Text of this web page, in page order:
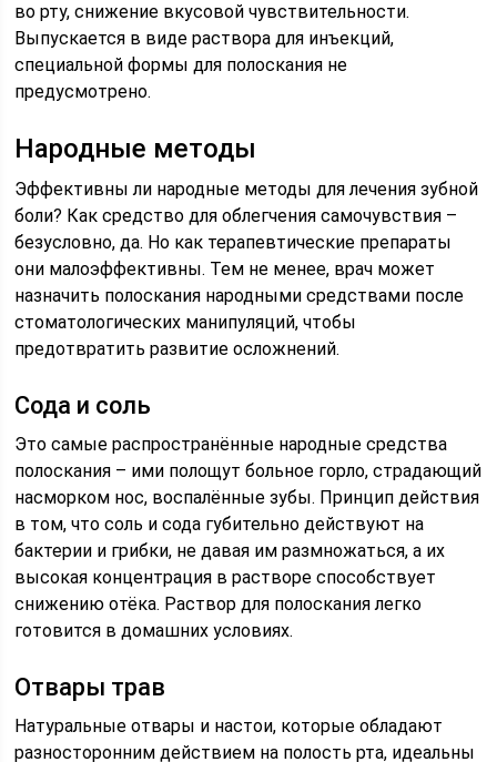
во рту, снижение вкусовой чувствительности.
Выпускается в виде раствора для инъекций,
специальной формы для полоскания не
предусмотрено.
Народные методы
Эффективны ли народные методы для лечения зубной
боли? Как средство для облегчения самочувствия –
безусловно, да. Но как терапевтические препараты
они малоэффективны. Тем не менее, врач может
назначить полоскания народными средствами после
стоматологических манипуляций, чтобы
предотвратить развитие осложнений.
Сода и соль
Это самые распространённые народные средства
полоскания – ими полощут больное горло, страдающий
насморком нос, воспалённые зубы. Принцип действия
в том, что соль и сода губительно действуют на
бактерии и грибки, не давая им размножаться, а их
высокая концентрация в растворе способствует
снижению отёка. Раствор для полоскания легко
готовится в домашних условиях.
Отвары трав
Натуральные отвары и настои, которые обладают
разносторонним действием на полость рта, идеальны